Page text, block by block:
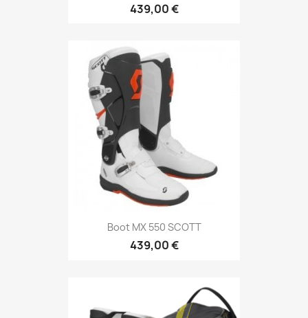
439,00 €
Boot MX 550 SCOTT
439,00 €